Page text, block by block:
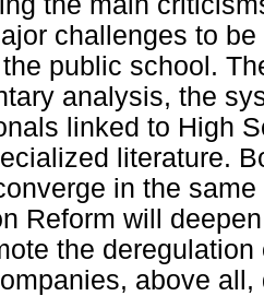
challenges to
public school.
analysis, the
linked to High
literature.
in the
Reform will
the
above